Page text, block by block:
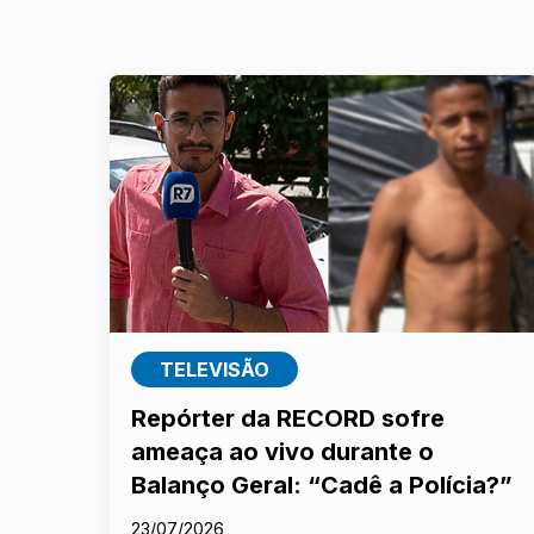
TELEVISÃO
Repórter da RECORD sofre
ameaça ao vivo durante o
Balanço Geral: “Cadê a Polícia?”
23/07/2026